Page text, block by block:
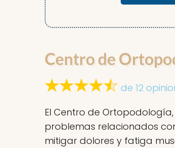
Centro de
de 12
El Centro de
problemas relacionados
mitigar dolores y fatiga